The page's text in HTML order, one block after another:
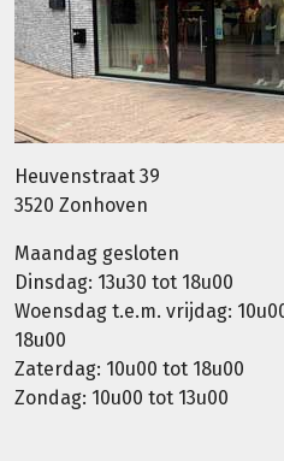
Heuvenstraat 39
3520 Zonhoven
Maandag gesloten
Dinsdag: 13u30 tot 18u00
Woensdag t.e.m. vrijdag:
18u00
Zaterdag: 10u00 tot 18u00
Zondag: 10u00 tot 13u00